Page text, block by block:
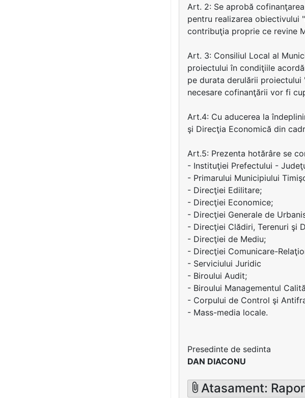
Art. 2: Se aprobă
pentru realizarea obiectivului
contribuţia proprie ce revine
Art. 3: Consiliul Local al
proiectului în condiţiile
pe durata derulării proiectului
necesare cofinanţării vor fi
Art.4: Cu aducerea la
şi Direcţia Economică din
Art.5: Prezenta hotărâre se
- Instituţiei Prefectului -
- Primarului Municipiului
- Direcţiei Edilitare;
- Direcţiei Economice;
- Direcţiei Generale de
- Direcţiei Clădiri, Terenuri şi
- Direcţiei de Mediu;
- Direcţiei Comunicare-
- Serviciului Juridic
- Biroului Audit;
- Biroului Managementul
- Corpului de Control şi
- Mass-media locale.
Presedinte de sedinta
DAN DIACONU
Atasament: